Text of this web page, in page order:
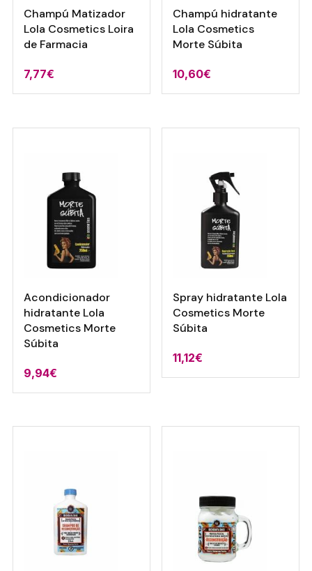
Champú Matizador
Lola Cosmetics Loira
de Farmacia
7,77€
Champú hidratante
Lola Cosmetics
Morte Súbita
10,60€
Acondicionador
hidratante Lola
Cosmetics Morte
Súbita
9,94€
Spray hidratante Lola
Cosmetics Morte
Súbita
11,12€